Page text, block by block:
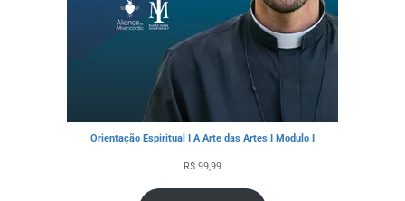
Orientação Espiritual I A Arte das Artes I Modulo I
R$ 99,99